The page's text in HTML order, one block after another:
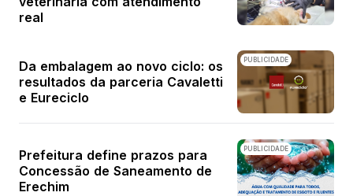
real
PUBLICIDADE
Da embalagem ao novo ciclo: os
resultados da parceria Cavaletti
e Eureciclo
PUBLICIDADE
Prefeitura define prazos para
Concessão de Saneamento de
Erechim